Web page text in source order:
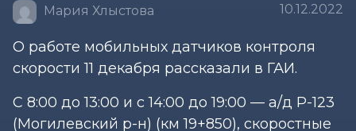
Мария Хлыстова 10.12.2022
О работе мобильных датчиков контроля
скорости 11 декабря рассказали в ГАИ.
С 8:00 до 13:00 и с 14:00 до 19:00 — а/д Р-123
(Могилевский р-н) (км 19+850), скоростные